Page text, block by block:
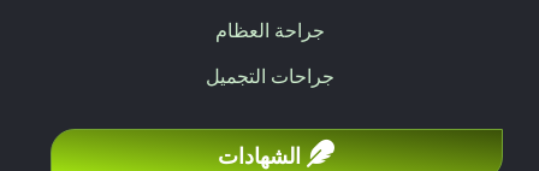
جراحة العظام
جراحات التجميل
الشهادات